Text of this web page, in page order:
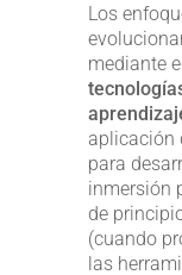
Los
mediante
aplicación
para
inmersión
de
(cuando
las